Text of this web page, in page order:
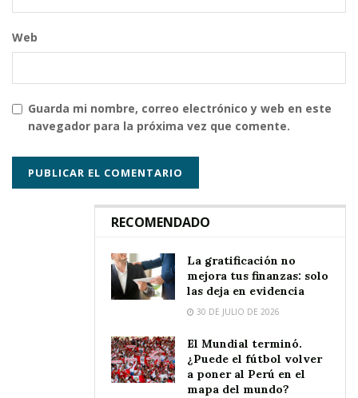
Web
Guarda mi nombre, correo electrónico y web en este
navegador para la próxima vez que comente.
RECOMENDADO
La gratificación no
mejora tus finanzas: solo
las deja en evidencia
30 DE JULIO DE 2026
El Mundial terminó.
¿Puede el fútbol volver
a poner al Perú en el
mapa del mundo?